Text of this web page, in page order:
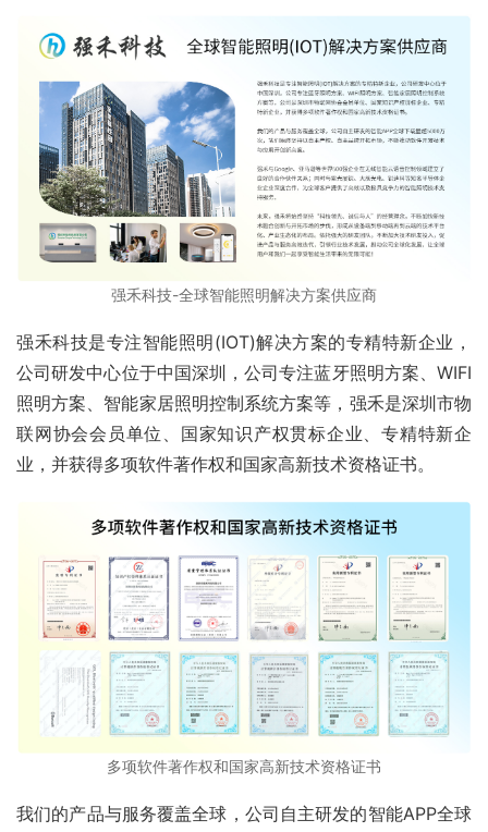
强禾科技-全球智能照明解决方案供应商
强禾科技是专注智能照明(IOT)解决方案的专精特新企业，
公司研发中心位于中国深圳，公司专注蓝牙照明方案、WIFI
照明方案、智能家居照明控制系统方案等，强禾是深圳市物
联网协会会员单位、国家知识产权贯标企业、专精特新企
业，并获得多项软件著作权和国家高新技术资格证书。
多项软件著作权和国家高新技术资格证书
我们的产品与服务覆盖全球，公司自主研发的智能APP全球